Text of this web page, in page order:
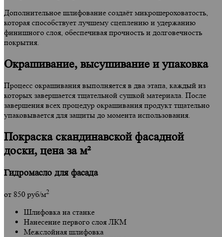
Дополнительное шлифование создаёт микрошероховатость,
которая способствует лучшему сцеплению и удержанию
финишного слоя, обеспечивая прочность и долговечность
покрытия.
Окрашивание, высушивание и упаковка
Процесс окрашивания выполняется в два этапа, каждый из
которых завершается тщательной сушкой материала. После
завершения всех процедур окрашивания продукт тщательно
упаковывается для защиты до момента использования.
Покраска скандинавской фасадной
доски, цена за м²
Гидромасло для фасада
от 850 руб/м2
Шлифовка на станке
Нанесение первого слоя ЛКМ
Межслойная шлифовка